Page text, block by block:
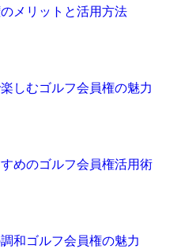
メリットと活用方法
しむゴルフ会員権の魅力
めのゴルフ会員権活用術
和ゴルフ会員権の魅力